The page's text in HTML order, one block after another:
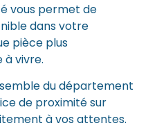
vous permet de
dans votre
pièce plus
vivre.
du département
de proximité sur
à vos attentes.